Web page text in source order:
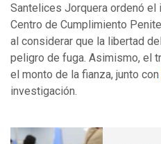
Santelices Jorquera ordenó el
Centro de Cumplimiento
al considerar que la libertad
peligro de fuga. Asimismo, el
el monto de la fianza, junto con
investigación.